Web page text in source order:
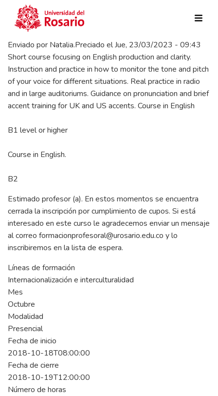
Pasar al contenido principal
Enviado por Natalia.Preciado elJue, 23/03/2023 - 09:43
Short course focusing on English production and clarity.
Instruction and practice in how to monitor the tone and pitch
of your voice for different situations. Real practice in radio
and in large auditoriums. Guidance on pronunciation and brief
accent training for UK and US accents. Course in English
B1 level or higher
Course in English.
B2
Estimado profesor (a). En estos momentos se encuentra
cerrada la inscripción por cumplimiento de cupos. Si está
interesado en este curso le agradecemos enviar un mensaje
al correo formacionprofesoral@urosario.edu.co y lo
inscribiremos en la lista de espera.
Líneas de formación
Internacionalización e interculturalidad
Mes
Octubre
Modalidad
Presencial
Fecha de inicio
2018-10-18T08:00:00
Fecha de cierre
2018-10-19T12:00:00
Número de horas